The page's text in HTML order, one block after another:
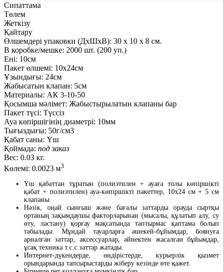
Сипаттама
Төлем
Жеткізу
Қайтару
Өлшемдері упаковки (ДxШxВ): 30 x 10 x 8 см.
В коробке/мешке: 2000 шт. (200 уп.)
Ені: 10см
Пакет өлшемі: 10x24см
Ұзындығы: 24см
Жабысатын клапан: 5см
Материалы: АК 3-10-50
Қосымша мәлімет: Жабыстырылатын клапаны бар
Пакет түсі: Түссіз
Ауа көпіршігінің диаметрі: 10мм
Тығыздығы: 50г/см3
Қабат саны: Үш
Қоймада: под заказ
Вес: 0.03 кг.
Көлемі: 0.0023 м3
Үш қабаттан тұратын (полиэтилен + ауаға толы көпіршікті
қабат + полиэтилен) ауа-көпіршікті пакеттер, 10х24 см + 5 см
клапаны.
Нәзік, оңай сынғыш және бағалы заттарды орауда сыртқы
ортаның зақымдаушы факторларынан (мысалы, құлатып алу, су
өту, ластану) қорғау мақсатында таптырмас қаптама болып
табылады. Мұндай тауарларға әшекей-бұйымдар, боянуға
арналған заттар, аксессуарлар, әйнектен жасалған бұйымдар,
ұсақ техника т.с.с заттар жатады.
Интернет-дүкендерде, өндірістерде, курьерлік қызмет
орындарында тапсырыстарды жіберу кезінде өте қажет.